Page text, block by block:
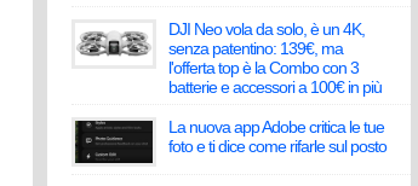
DJI Neo vola da solo, è un 4K,
senza patentino: 139€, ma
l'offerta top è la Combo con 3
batterie e accessori a 100€ in più
La nuova app Adobe critica le tue
foto e ti dice come rifarle sul posto